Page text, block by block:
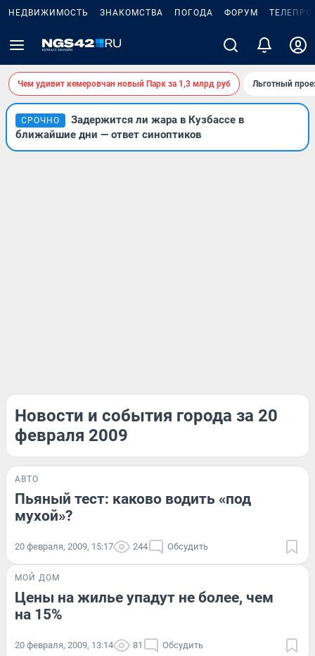
НЕДВИЖИМОСТЬ ЗНАКОМСТВА ПОГОДА ФОРУМ
Чем удивит кемеровчан новый Парк за 1,3 млрд руб Льготный
СРОЧНО
Задержится ли жара в Кузбассе в
ближайшие дни — ответ синоптиков
Новости и события города за 20
февраля 2009
АВТО
Пьяный тест: каково водить «под
мухой»?
20 февраля, 2009, 15:17 244 Обсудить
МОЙ ДОМ
Цены на жилье упадут не более, чем
на 15%
20 февраля, 2009, 13:14 81 Обсудить